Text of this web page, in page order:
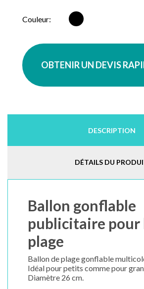
Couleur: Multicolore
OBTENIR UN DEVIS
DESCRIPTION
DÉTAILS DU
Ballon gonflable
publicitaire pour
plage
Ballon de plage gonflable
Idéal pour petits comme pour
Diamètre 26 cm.